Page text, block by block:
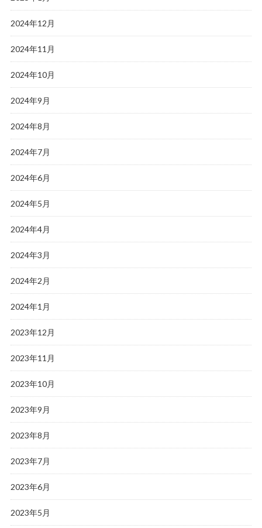
2024年12月
2024年11月
2024年10月
2024年9月
2024年8月
2024年7月
2024年6月
2024年5月
2024年4月
2024年3月
2024年2月
2024年1月
2023年12月
2023年11月
2023年10月
2023年9月
2023年8月
2023年7月
2023年6月
2023年5月